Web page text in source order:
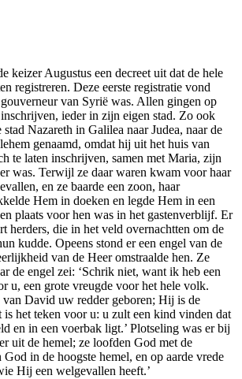
keizer Augustus een decreet uit dat de hele
registreren. Deze eerste registratie vond
van Syrië was. Allen gingen op
ieder in zijn eigen stad. Zo ook
Nazareth in Galilea naar Judea, naar de
genaamd, omdat hij uit het huis van
te laten inschrijven, samen met Maria, zijn
was. Terwijl ze daar waren kwam voor haar
en ze baarde een zoon, haar
Hem in doeken en legde Hem in een
plaats voor hen was in het gastenverblijf. Er
herders, die in het veld overnachtten om de
kudde. Opeens stond er een engel van de
van de Heer omstraalde hen. Ze
de engel zei: ‘Schrik niet, want ik heb een
u, een grote vreugde voor het hele volk.
van David uw redder geboren; Hij is de
is het teken voor u: u zult een kind vinden dat
en in een voerbak ligt.’ Plotseling was er bij
uit de hemel; ze loofden God met de
in de hoogste hemel, en op aarde vrede
Hij een welgevallen heeft.’